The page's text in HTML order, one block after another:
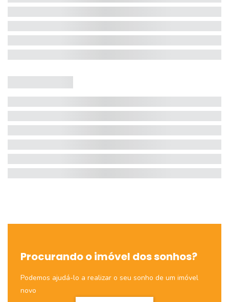
Procurando o imóvel dos sonhos?
Podemos ajudá-lo a realizar o seu sonho de um imóvel
novo